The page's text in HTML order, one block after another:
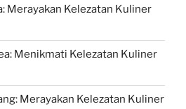
Merayakan Kelezatan Kuliner
Menikmati Kelezatan Kuliner
Merayakan Kelezatan Kuliner